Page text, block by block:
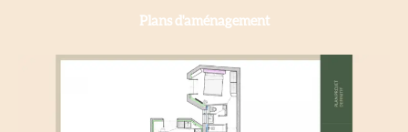
Plans d'aménagement